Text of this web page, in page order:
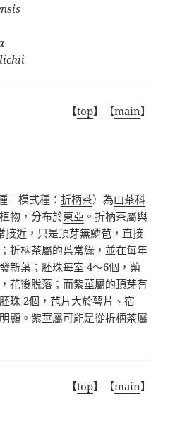
【top】【main】
｜模式種：折柄茶）為山茶科
植物，分布於東亞 。折柄茶屬與
接近，只是頂芽無鱗苞，直接
折柄茶屬的葉常綠，並在每年
新葉；胚珠每室 4～6個，蒴
花後脫落；而紫莖屬的頂芽有
珠 2個，苞片大於萼片、宿
顯。紫莖屬可能是從折柄茶屬
【top】【main】